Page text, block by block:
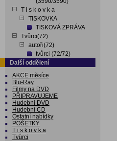
T i s k o v k a
TISKOVKA
TISKOVÁ ZPRÁVA
Tvůrci(72)
autoři(72)
tvůrci (72/72)
Další oddělení
AKCE měsíce
Blu-Ray
Filmy na DVD
PŘIPRAVUJEME
Hudebni DVD
Hudební CD
Ostatní nabídky
POŠETKY
T i s k o v k a
Tvůrci